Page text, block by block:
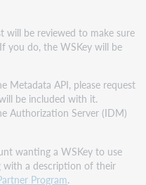
will be reviewed to make sure
you do, the WSKey will be
Metadata API, please request
be included with it.
Authorization Server (IDM)
wanting a WSKey to use
with a description of their
Program.